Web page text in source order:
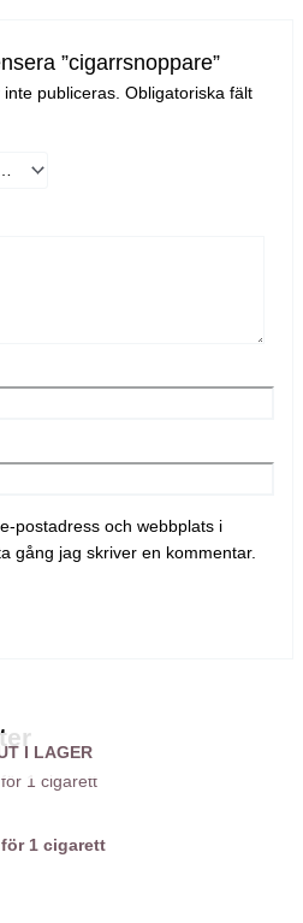
”cigarrsnoppare”
publiceras. Obligatoriska fält
postadress och webbplats i
gång jag skriver en kommentar.
I LAGER
1 cigarett